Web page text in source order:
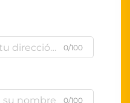
0/100
0/100